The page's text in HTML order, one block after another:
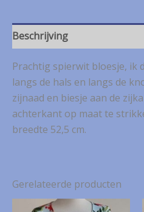
Beschrijving
Prachtig spierwit bloesje, ik
langs de hals en langs de
zijnaad en biesje aan de
achterkant op maat te
breedte 52,5 cm.
Gerelateerde producten